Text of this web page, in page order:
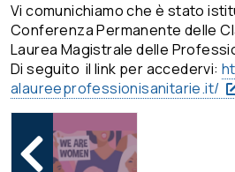
Vi comunichiamo che è stato
Conferenza Permanente delle
Laurea Magistrale delle
Di seguito il link per accedervi:
alaureeprofessionisanitarie.it/